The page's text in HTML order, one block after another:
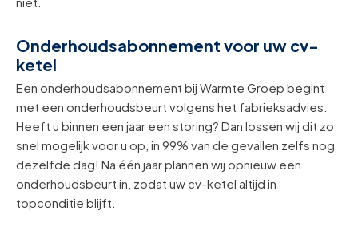
Onderhoudsabonnement voor uw cv-
ketel
Een onderhoudsabonnement bij Warmte Groep begint
met een onderhoudsbeurt volgens het fabrieksadvies.
Heeft u binnen een jaar een storing? Dan lossen wij dit zo
snel mogelijk voor u op, in 99% van de gevallen zelfs nog
dezelfde dag! Na één jaar plannen wij opnieuw een
onderhoudsbeurt in, zodat uw cv-ketel altijd in
topconditie blijft.